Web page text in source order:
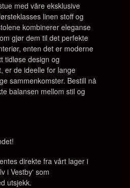
med våre eksklusive
linen stoff og
kombinerer eleganse
gjør dem til det perfekte
enten det er moderne
tidløse design og
er de ideelle for lange
sammenkomster. Bestill nå
balansen mellom stil og
direkte fra vårt lager i
i Vestby' som
utsjekk.